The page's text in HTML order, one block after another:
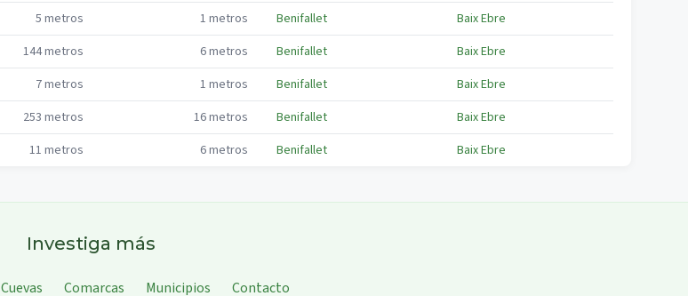
5 metros 1 metros Benifallet
Baix Ebre
144metros 6metros Benifallet
Baix Ebre
7metros 1 metros Benifallet
Baix Ebre
253 metros 16metros Benifallet
Baix Ebre
11 metros 6metros Benifallet Baix Ebre
Investiga más
Cuevas Comarcas Municipios Contacto